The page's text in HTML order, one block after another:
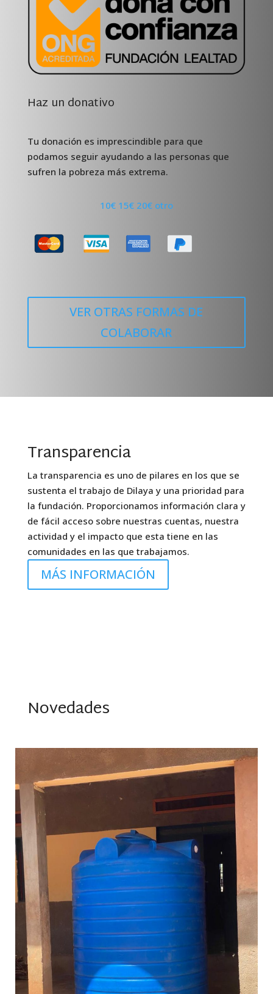
Haz un donativo
Tu donación es imprescindible para que
podamos seguir ayudando a las personas que
sufren la pobreza más extrema.
10€ 15€ 20€ otro
VER OTRAS FORMAS DE
COLABORAR
Transparencia
La transparencia es uno de pilares en los que se
sustenta el trabajo de Dilaya y una prioridad para
la fundación. Proporcionamos información clara y
de fácil acceso sobre nuestras cuentas, nuestra
actividad y el impacto que esta tiene en las
comunidades en las que trabajamos.
MÁS INFORMACIÓN
Novedades